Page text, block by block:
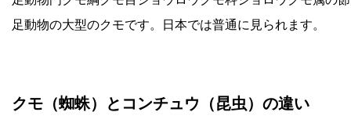
足動物の大型のクモです。日本では普通に見られます。
クモ（蜘蛛）とコンチュウ（昆虫）の違い